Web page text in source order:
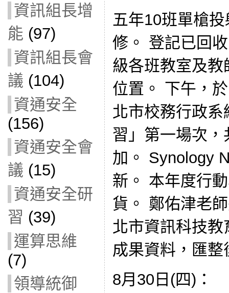
資訊組長增
能 (97)
資訊組長會
議 (104)
資通安全
(156)
資通安全會
議 (15)
資通安全研
習 (39)
運算思維
(7)
領導統御
五年10班單槍
修。 登記已回
級各班教室及
位置。 下午，
北市校務行政
習」第一場次
加。 Synology
新。 本年度行
貨。 鄭佑津老
北市資訊科技
成果資料，匯
8月30日(四)：